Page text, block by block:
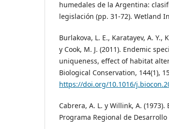
humedales de la Argentina:
legislación (pp. 31-72). Wetland
Burlakova, L. E., Karatayev, A. Y.,
y Cook, M. J. (2011). Endemic
uniqueness, effect of habitat
Biological Conservation, 144(1),
https://doi.org/10.1016/
Cabrera, A. L. y Willink, A.
Programa Regional de